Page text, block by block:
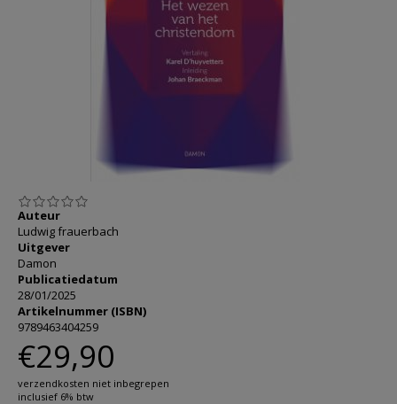
AANMELDEN OF REGISTREREN
Auteur
Ludwig frauerbach
Uitgever
Damon
Publicatiedatum
28/01/2025
Artikelnummer (ISBN)
9789463404259
€29,90
verzendkosten niet inbegrepen
inclusief 6% btw